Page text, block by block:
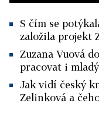
S čím se
založila projekt
Zuzana Vuová
pracovat i
Jak vidí český
Zelinková a